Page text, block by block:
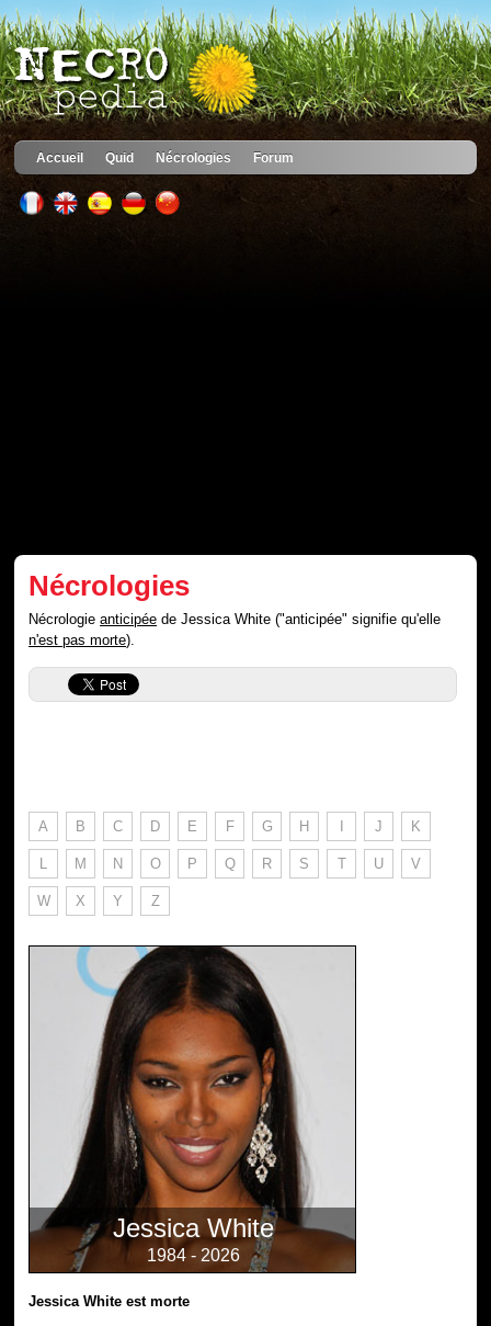
Accueil Quid Nécrologies Forum
Nécrologies
Nécrologieanticipée de Jessica White ("anticipée" signifie qu'elle
n'est pas morte).
A B C D E F G H I J K
L M N O P Q R S T U V
W X Y Z
Jessica White
1984 - 2026
Jessica White est morte